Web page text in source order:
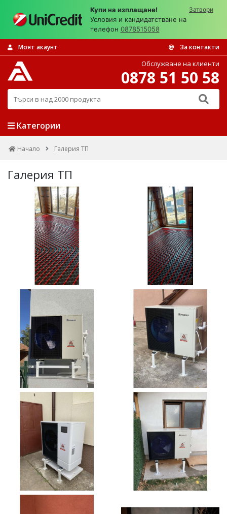
Купи на изплащане!
Условия и кандидатстване на
телефон 0878515058
Затвори
Моят акаунт За контакти
Търси в над 2000 продукта
Обслужване на клиенти
0878 51 50 58
Категории
Начало Галерия ТП
Галерия ТП